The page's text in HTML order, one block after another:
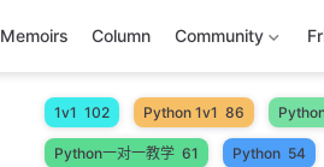
Memoirs Column Community
1v1 102 Python 1v1 86
Python一对一教学 61 Python 54